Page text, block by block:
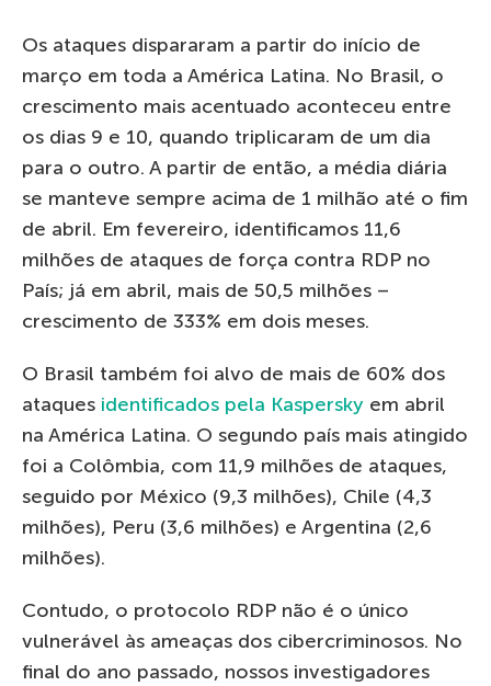
Os ataques dispararam a partir do início de
março em toda a América Latina. No Brasil, o
crescimento mais acentuado aconteceu entre
os dias 9 e 10, quando triplicaram de um dia
para o outro. A partir de então, a média diária
se manteve sempre acima de 1 milhão até o fim
de abril. Em fevereiro, identificamos 11,6
milhões de ataques de força contra RDP no
País; já em abril, mais de 50,5 milhões –
crescimento de 333% em dois meses.
O Brasil também foi alvo de mais de 60% dos
ataques identificados pela Kaspersky em abril
na América Latina. O segundo país mais atingido
foi a Colômbia, com 11,9 milhões de ataques,
seguido por México (9,3 milhões), Chile (4,3
milhões), Peru (3,6 milhões) e Argentina (2,6
milhões).
Contudo, o protocolo RDP não é o único
vulnerável às ameaças dos cibercriminosos. No
final do ano passado, nossos investigadores